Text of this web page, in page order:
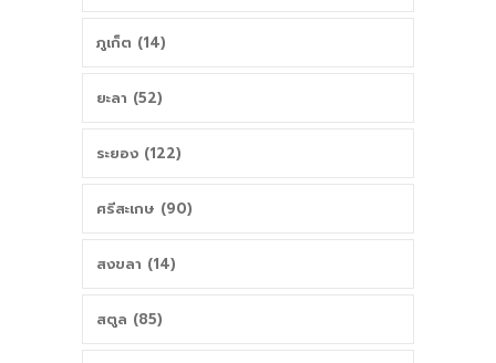
ภูเก็ต (14)
ยะลา (52)
ระยอง (122)
ศรีสะเกษ (90)
สงขลา (14)
สตูล (85)